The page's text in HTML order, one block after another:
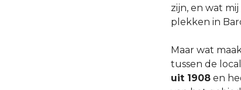
zijn, en wat
plekken in
Maar wat
tussen de
uit 1908 en